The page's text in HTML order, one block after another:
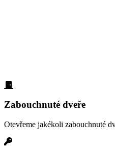
Zabouchnuté dveře
Otevřeme jakékoli zabouchnuté